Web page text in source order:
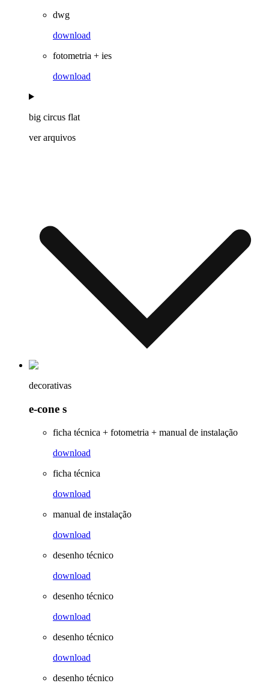
dwg
download
fotometria + ies
download
big circus flat
ver arquivos
decorativas
e-cone s
ficha técnica + fotometria + manual de instalação
download
ficha técnica
download
manual de instalação
download
desenho técnico
download
desenho técnico
download
desenho técnico
download
desenho técnico